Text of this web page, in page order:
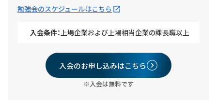
勉強会のスケジュールはこちら
入会条件：上場企業および上場相当企業の課長職以上
入会のお申し込みはこちら
※入会は無料です